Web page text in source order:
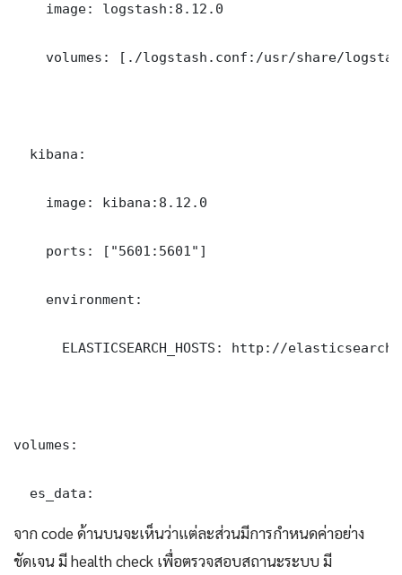
    image: logstash:8.12.0
volumes: [./logstash.conf:/usr/share/
  kibana:
    image: kibana:8.12.0
    ports: ["5601:5601"]
    environment:
ELASTICSEARCH_HOSTS: http://
volumes:
  es_data:
จาก code ด้านบนจะเห็นว่าแต่ละส่วนมีการกำหนดค่าอย่าง
ชัดเจน มี health check เพื่อตรวจสอบสถานะระบบ มี